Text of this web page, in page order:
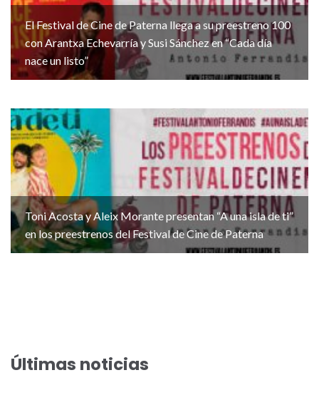
El Festival de Cine de Paterna llega a su preestreno 100
con Arantxa Echevarría y Susi Sánchez en “Cada día
nace un listo”
Toni Acosta y Aleix Morante presentan “A una isla de ti”
en los preestrenos del Festival de Cine de Paterna
Últimas noticias